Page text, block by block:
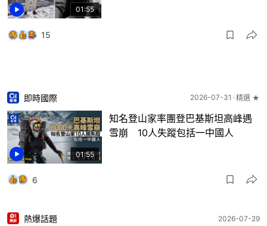
01:55
15
01:55
即時國際 2026-07-31 精選 ★
知名登山家率團登巴基斯坦高峰遇
雪崩 10人失蹤包括一中國人
6
熱爆話題 2026-07-29